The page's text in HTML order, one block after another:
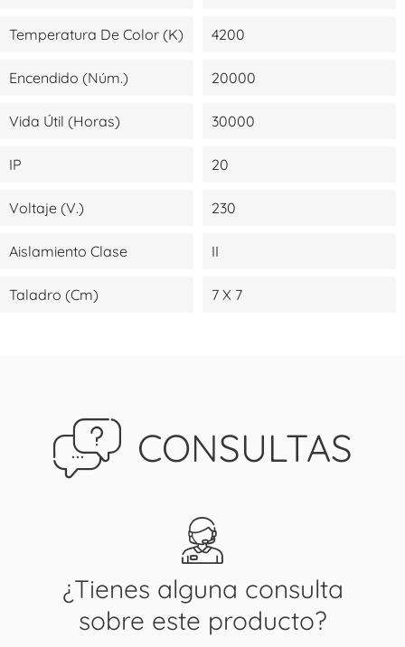
Temperatura De Color (K) 4200
Encendido (Núm.) 20000
Vida Útil (Horas) 30000
IP 20
Voltaje (V.) 230
Aislamiento Clase II
Taladro (cm) 7 X 7
CONSULTAS
¿Tienes alguna consulta
sobre este producto?